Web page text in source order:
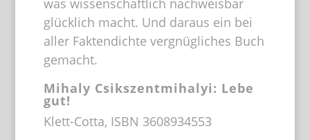
glücklich macht. Und daraus ein bei
aller Faktendichte vergnügliches Buch
gemacht.
Mihaly Csikszentmihalyi: Lebe
gut!
Klett-Cotta, ISBN 3608934553